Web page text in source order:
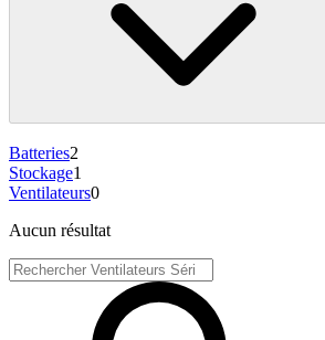
Batteries2
Stockage1
Ventilateurs0
Aucun résultat